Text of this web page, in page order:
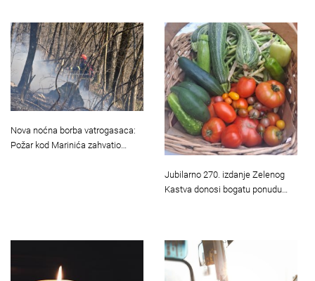
Nova noćna borba vatrogasaca:
Požar kod Marinića zahvatio…
Jubilarno 270. izdanje Zelenog
Kastva donosi bogatu ponudu…